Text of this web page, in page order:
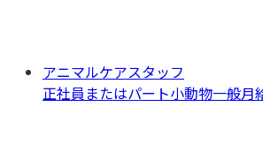
アニマルケアスタッフ
正社員またはパート小動物一般月